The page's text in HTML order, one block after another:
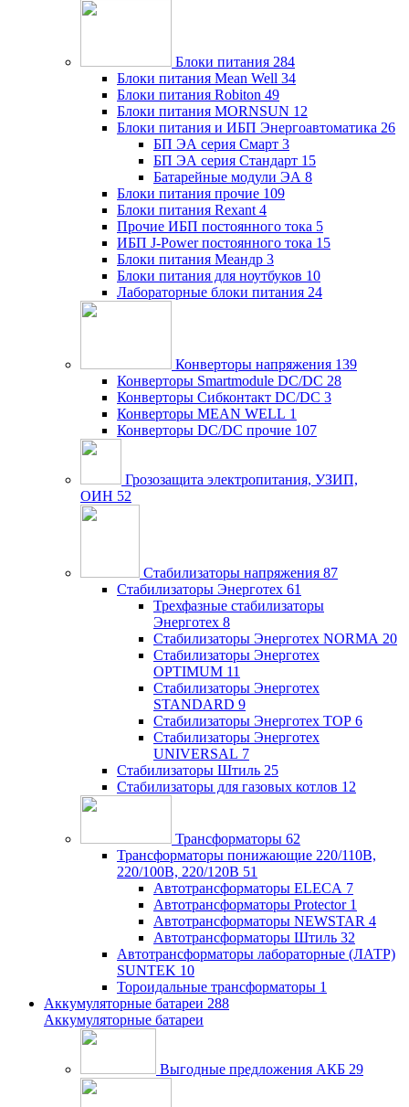
Блоки питания 284
Блоки питания Mean Well 34
Блоки питания Robiton 49
Блоки питания MORNSUN 12
Блоки питания и ИБП Энергоавтоматика 26
БП ЭА серия Смарт 3
БП ЭА серия Стандарт 15
Батарейные модули ЭА 8
Блоки питания прочие 109
Блоки питания Rexant 4
Прочие ИБП постоянного тока 5
ИБП J-Power постоянного тока 15
Блоки питания Меандр 3
Блоки питания для ноутбуков 10
Лабораторные блоки питания 24
Конверторы напряжения 139
Конверторы Smartmodule DC/DC 28
Конверторы Сибконтакт DC/DC 3
Конверторы MEAN WELL 1
Конверторы DC/DC прочие 107
Грозозащита электропитания, УЗИП,
ОИН 52
Стабилизаторы напряжения 87
Стабилизаторы Энерготех 61
Трехфазные стабилизаторы
Энерготех 8
Стабилизаторы Энерготех NORMA 20
Стабилизаторы Энерготех
OPTIMUM 11
Стабилизаторы Энерготех
STANDARD 9
Стабилизаторы Энерготех TOP 6
Стабилизаторы Энерготех
UNIVERSAL 7
Стабилизаторы Штиль 25
Стабилизаторы для газовых котлов 12
Трансформаторы 62
Трансформаторы понижающие 220/110В,
220/100В, 220/120В 51
Автотрансформаторы ELECA 7
Автотрансформаторы Protector 1
Автотрансформаторы NEWSTAR 4
Автотрансформаторы Штиль 32
Автотрансформаторы лабораторные (ЛАТР)
SUNTEK 10
Тороидальные трансформаторы 1
Аккумуляторные батареи 288
Аккумуляторные батареи
Выгодные предложения АКБ 29